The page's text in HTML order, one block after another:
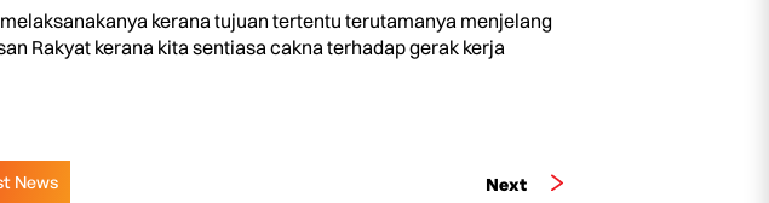
kerana tujuan tertentu terutamanya menjelang
Rakyat kerana kita sentiasa cakna terhadap gerak kerja
Next
News